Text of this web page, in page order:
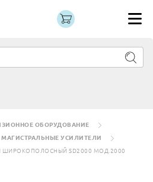
ОБОРУДОВАНИЕ
МАГИСТРАЛЬНЫЕ УСИЛИТЕЛИ
ШИРОКОПОЛОСНЫЙ SD2000 МОД.2000